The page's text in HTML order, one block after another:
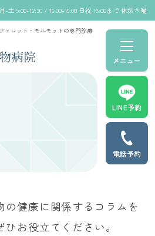
ェレット・モルモットの専門診療
月-土 9:00-12:30 / 16:00-19:00 日祝 18:00まで 休診木曜
LINE予約
電話予約
メニュー
の健康に関係するコラムを
お役立てください。